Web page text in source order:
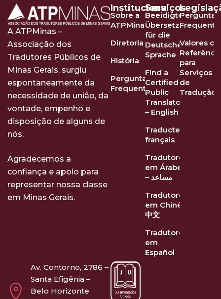
A ATPMinas –
Associação dos
Tradutores Públicos de
Minas Gerais, surgiu
espontaneamente da
necessidade de união, da
vontade, empenho e
disposição de alguns de
nós.
Agradecemos a
confiança e apoio para
representar nossa classe
em Minas Gerais.
Institucional
Sobre a
ATPMinas
Diretoria
História
Perguntas
Frequentes
Serviços
Beeidigte
Übersetzer
für die
Deutsche
Sprache
Find a
Certified
Public
Translator
– English
Traducteurs
français
Tradutores
em Árabe
– مساعد
Tradutores
em Chinês
中文
Tradutores
em
Español
Perguntas
Valores de
Referência
para
Serviços
de
Tradução
Av. Contorno, 2786 –
Santa Efigênia –
Belo Horizonte